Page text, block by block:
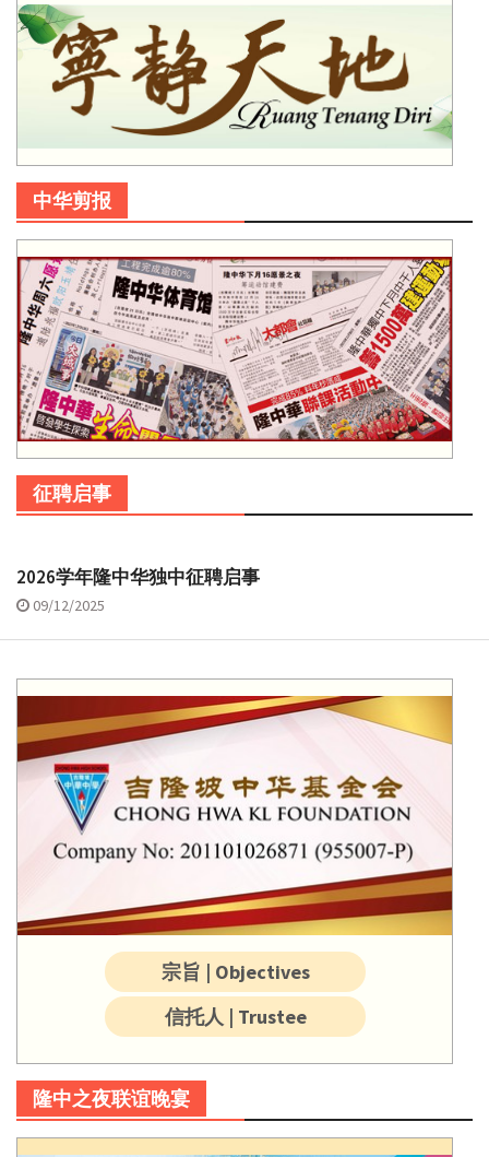
中华剪报
征聘启事
2026学年隆中华独中征聘启事
09/12/2025
宗旨 | Objectives
信托人 | Trustee
隆中之夜联谊晚宴